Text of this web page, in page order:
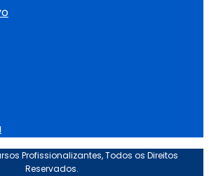
Profissionalizantes, Todos os Direitos
Reservados.